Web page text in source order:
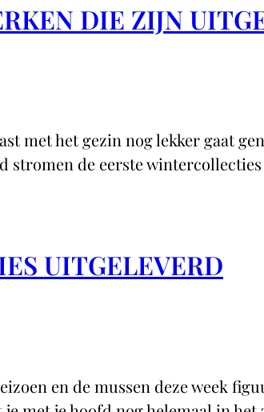
DIE ZIJN
met het gezin nog lekker gaat
de eerste
UITGELEVERD
en de mussen deze week